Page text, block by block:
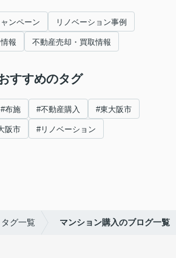
ンペーン リノベーション事例
報 不動産売却・買取情報
すすめのタグ
#布施 #不動産購入 #東大阪市
阪市 #リノベーション
タグ一覧 マンション購入のブログ一覧